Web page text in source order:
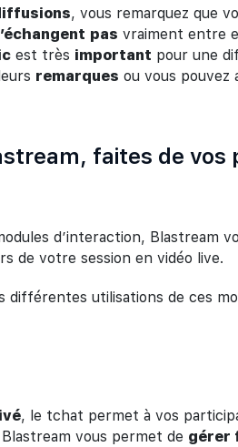
, vous remarquez que
pas vraiment entre
est très important pour une
remarques ou vous pouvez
faites de
d’interaction, Blastream
de votre session en vidéo live.
différentes utilisations de ces
, le tchat permet à vos
Blastream vous permet de gérer